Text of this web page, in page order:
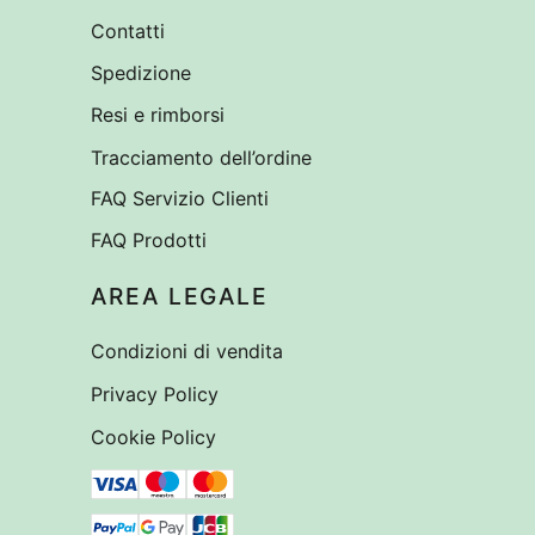
Contatti
Spedizione
Resi e rimborsi
Tracciamento dell’ordine
FAQ Servizio Clienti
FAQ Prodotti
AREA LEGALE
Condizioni di vendita
Privacy Policy
Cookie Policy